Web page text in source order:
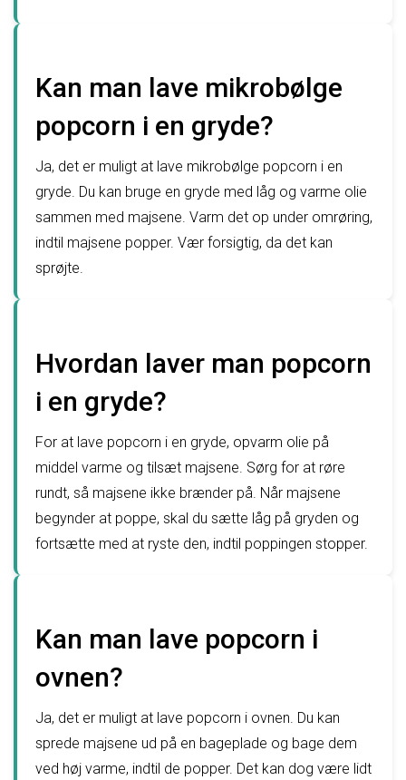
Kan man lave mikrobølge
popcorn i en gryde?
Ja, det er muligt at lave mikrobølge popcorn i en
gryde. Du kan bruge en gryde med låg og varme olie
sammen med majsene. Varm det op under omrøring,
indtil majsene popper. Vær forsigtig, da det kan
sprøjte.
Hvordan laver man popcorn
i en gryde?
For at lave popcorn i en gryde, opvarm olie på
middel varme og tilsæt majsene. Sørg for at røre
rundt, så majsene ikke brænder på. Når majsene
begynder at poppe, skal du sætte låg på gryden og
fortsætte med at ryste den, indtil poppingen stopper.
Kan man lave popcorn i
ovnen?
Ja, det er muligt at lave popcorn i ovnen. Du kan
sprede majsene ud på en bageplade og bage dem
ved høj varme, indtil de popper. Det kan dog være lidt